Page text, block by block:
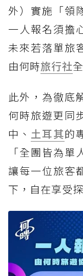
外）實施「領
一人報名須擔
未來若落單旅
由何時旅行社
此外，為徹底
何時旅遊更同
中、 土耳其的
「全團皆為單
讓每一位旅客
下，自在享受